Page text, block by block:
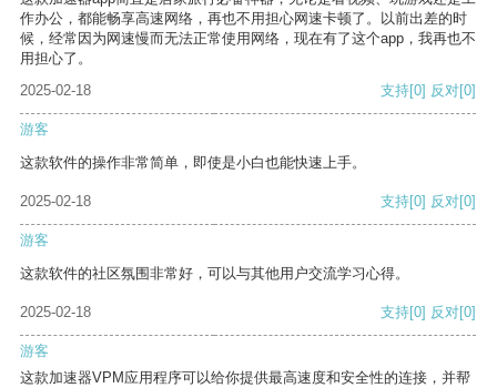
作办公，都能畅享高速网络，再也不用担心网速卡顿了。以前出差的时
候，经常因为网速慢而无法正常使用网络，现在有了这个app，我再也不
用担心了。
2025-02-18
支持[0] 反对[0]
游客
这款软件的操作非常简单，即使是小白也能快速上手。
2025-02-18 支持[0] 反对[0]
游客
这款软件的社区氛围非常好，可以与其他用户交流学习心得。
2025-02-18 支持[0] 反对[0]
游客
这款加速器VPM应用程序可以给你提供最高速度和安全性的连接，并帮